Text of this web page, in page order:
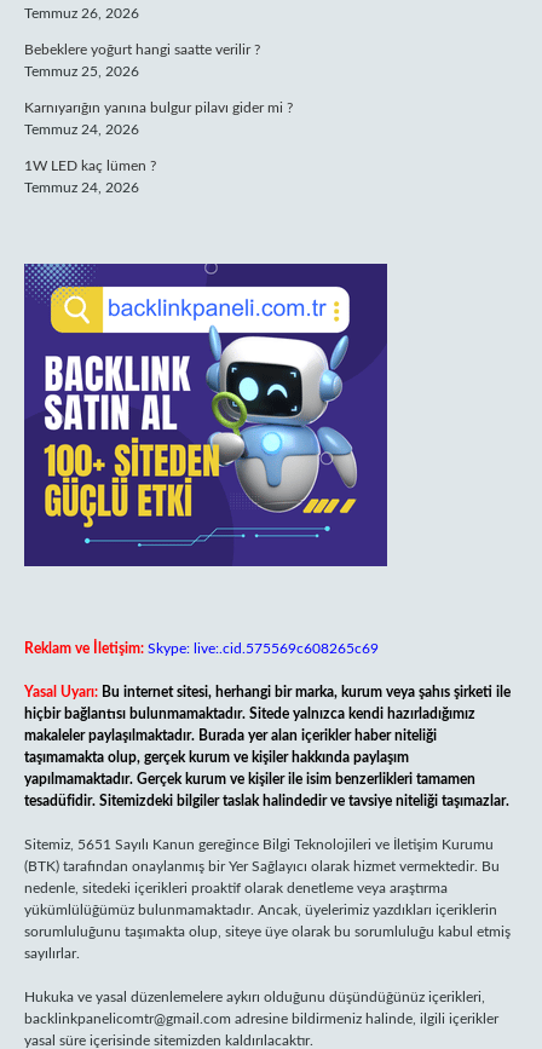
Temmuz 26, 2026
Bebeklere yoğurt hangi saatte verilir ?
Temmuz 25, 2026
Karnıyarığın yanına bulgur pilavı gider mi ?
Temmuz 24, 2026
1W LED kaç lümen ?
Temmuz 24, 2026
Reklam ve İletişim: Skype: live:.cid.575569c608265c69
Yasal Uyarı: Bu internet sitesi, herhangi bir marka, kurum veya şahıs şirketi ile
hiçbir bağlantısı bulunmamaktadır. Sitede yalnızca kendi hazırladığımız
makaleler paylaşılmaktadır. Burada yer alan içerikler haber niteliği
taşımamakta olup, gerçek kurum ve kişiler hakkında paylaşım
yapılmamaktadır. Gerçek kurum ve kişiler ile isim benzerlikleri tamamen
tesadüfidir. Sitemizdeki bilgiler taslak halindedir ve tavsiye niteliği taşımazlar.
Sitemiz, 5651 Sayılı Kanun gereğince Bilgi Teknolojileri ve İletişim Kurumu
(BTK) tarafından onaylanmış bir Yer Sağlayıcı olarak hizmet vermektedir. Bu
nedenle, sitedeki içerikleri proaktif olarak denetleme veya araştırma
yükümlülüğümüz bulunmamaktadır. Ancak, üyelerimiz yazdıkları içeriklerin
sorumluluğunu taşımakta olup, siteye üye olarak bu sorumluluğu kabul etmiş
sayılırlar.
Hukuka ve yasal düzenlemelere aykırı olduğunu düşündüğünüz içerikleri,
backlinkpanelicomtr@gmail.com adresine bildirmeniz halinde, ilgili içerikler
yasal süre içerisinde sitemizden kaldırılacaktır.